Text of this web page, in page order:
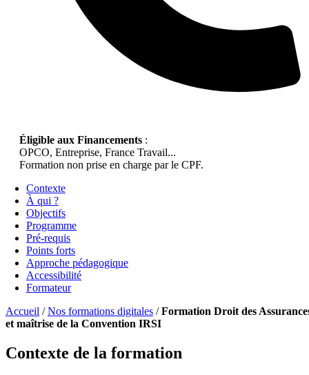
Éligible aux Financements :
OPCO, Entreprise, France Travail...
Formation non prise en charge par le CPF.
Contexte
À qui ?
Objectifs
Programme
Pré-requis
Points forts
Approche pédagogique
Accessibilité
Formateur
Accueil /Nos formations digitales /Formation Droit des
et maîtrise de la Convention IRSI
Contexte de la formation